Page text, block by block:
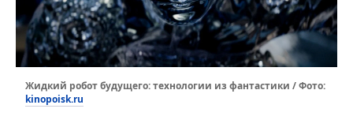
Жидкий робот будущего: технологии из фантастики / Фото:
kinopoisk.ru